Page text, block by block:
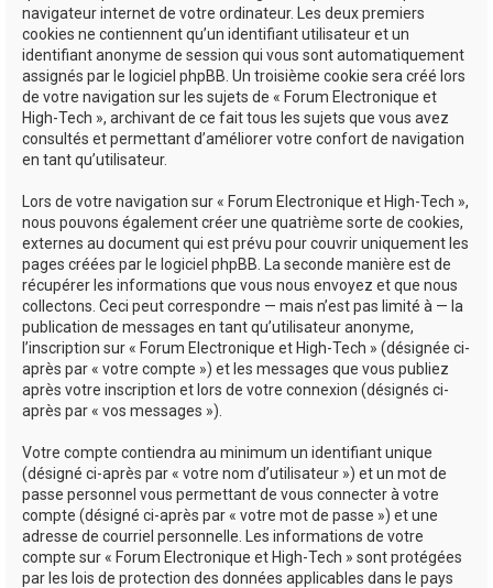
navigateur internet de votre ordinateur. Les deux premiers
cookies ne contiennent qu’un identifiant utilisateur et un
identifiant anonyme de session qui vous sont automatiquement
assignés par le logiciel phpBB. Un troisième cookie sera créé lors
de votre navigation sur les sujets de « Forum Electronique et
High-Tech », archivant de ce fait tous les sujets que vous avez
consultés et permettant d’améliorer votre confort de navigation
en tant qu’utilisateur.
Lors de votre navigation sur « Forum Electronique et High-Tech »,
nous pouvons également créer une quatrième sorte de cookies,
externes au document qui est prévu pour couvrir uniquement les
pages créées par le logiciel phpBB. La seconde manière est de
récupérer les informations que vous nous envoyez et que nous
collectons. Ceci peut correspondre — mais n’est pas limité à — la
publication de messages en tant qu’utilisateur anonyme,
l’inscription sur « Forum Electronique et High-Tech » (désignée ci-
après par « votre compte ») et les messages que vous publiez
après votre inscription et lors de votre connexion (désignés ci-
après par « vos messages »).
Votre compte contiendra au minimum un identifiant unique
(désigné ci-après par « votre nom d’utilisateur ») et un mot de
passe personnel vous permettant de vous connecter à votre
compte (désigné ci-après par « votre mot de passe ») et une
adresse de courriel personnelle. Les informations de votre
compte sur « Forum Electronique et High-Tech » sont protégées
par les lois de protection des données applicables dans le pays